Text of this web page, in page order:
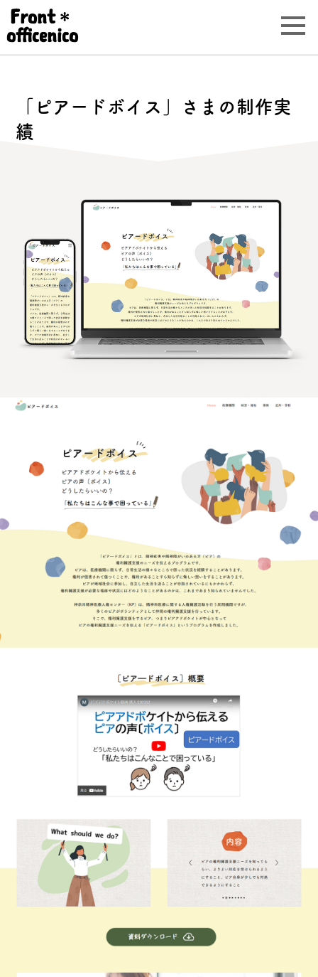
Front＊
officenico
「ピアードボイス」さまの制作実
績